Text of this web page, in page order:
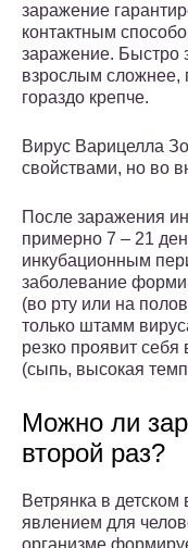
заражение
контактным
заражение. Быстро
взрослым сложнее,
гораздо крепче.
Вирус Варицелла
свойствами, но во
После заражения
примерно 7 – 21
инкубационным
заболевание
(во рту или на
только штамм
резко проявит
(сыпь, высокая
Можно ли
второй раз?
Ветрянка в
явлением для